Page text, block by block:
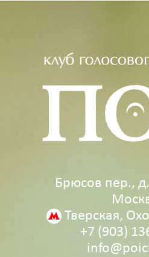
Брюсов пер.,
Тверская,
+7 (903)